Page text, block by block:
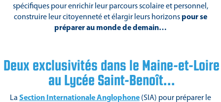
spécifiques pour enrichir leur parcours scolaire et personnel,
construire leur citoyenneté et élargir leurs horizons pour se
préparer au monde de demain…
Deux exclusivités dans le Maine-et-Loire
au Lycée Saint-Benoît...
La Section Internationale Anglophone (SIA) pour préparer le